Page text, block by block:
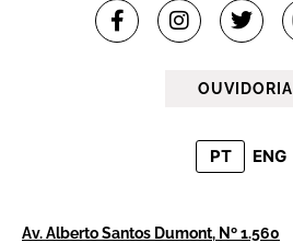
OUVIDORIA
PT ENG
Av. Alberto Santos Dumont, Nº 1.560